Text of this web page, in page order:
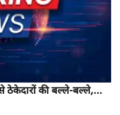
ठेकेदारों की बल्ले-बल्ले,...